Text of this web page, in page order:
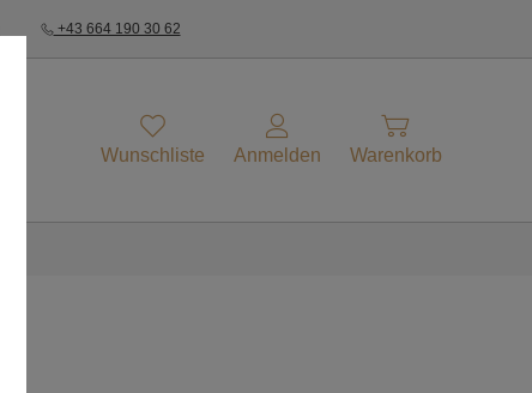
+43 664 190 30 62
Wunschliste Anmelden Warenkorb